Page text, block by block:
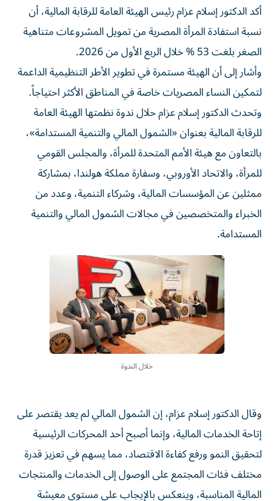
أكد الدكتور إسلام عزام رئيس الهيئة العامة للرقابة المالية، أن
نسبة استفادة المرأة المصرية من تمويل المشروعات متناهية
الصغر بلغت 53 % خلال الربع الأول من 2026.
وأشار إلى أن الهيئة مستمرة في تطوير الأطر التنظيمية الداعمة
لتمكين النساء المصريات خاصة في المناطق الأكثر احتياجاً.
وتحدث الدكتور إسلام عزام حلال ندوة نظمتها الهيئة العامة
للرقابة المالية بعنوان «الشمول المالي والتنمية المستدامة»،
بالتعاون مع هيئة الأمم المتحدة للمرأة، والمجلس القومي
للمرأة، والاتحاد الأوروبي، وسفارة مملكة هولندا، بمشاركة
ممثلين عن المؤسسات المالية، وشركاء التنمية، وعدد من
الخبراء والمتخصصين في مجالات الشمول المالي والتنمية
المستدامة.
خلال الندوة
وقال الدكتور إسلام عزام، إن الشمول المالي لم يعد يقتصر على
إتاحة الخدمات المالية، وإنما أصبح أحد المحركات الرئيسية
لتحقيق النمو ورفع كفاءة الاقتصاد، مما يسهم في تعزيز قدرة
مختلف فئات المجتمع على الوصول إلى الخدمات والمنتجات
المالية المناسبة، وينعكس بالإيجاب على مستوى معيشة